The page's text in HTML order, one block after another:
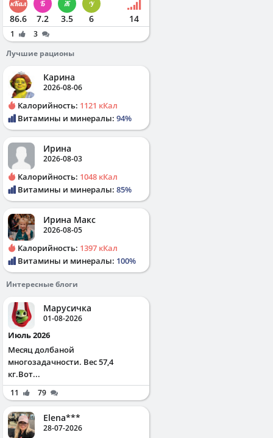
86.6 7.2 3.5 6 14
1
3
Лучшие рационы
Карина
2026-08-06
Калорийность: 1121 кКал
Витамины и минералы: 94%
Ирина
2026-08-03
Калорийность: 1048 кКал
Витамины и минералы: 85%
Ирина Макс
2026-08-05
Калорийность: 1397 кКал
Витамины и минералы: 100%
Интересные блоги
Марусичка
01-08-2026
Июль 2026
Месяц долбаной
многозадачности. Вес 57,4
кг.Вот...
11 79
Elena***
28-07-2026